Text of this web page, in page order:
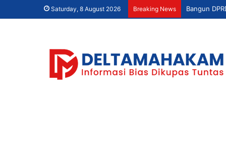
Saturday, 8 August 2026 Breaking News